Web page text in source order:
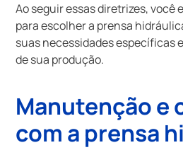
Ao seguir essas diretrizes, você
para escolher a prensa
suas necessidades específicas
de sua produção.
Manutenção e
com a prensa